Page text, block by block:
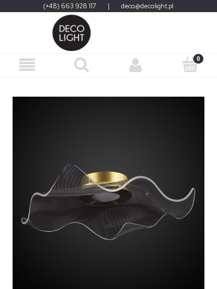
(+48) 663 928 117 | deco@decolight.pl